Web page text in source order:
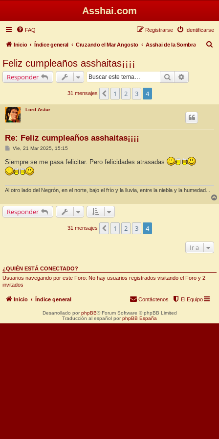
Asshai.com
FAQ Identificarse
Registrarse
Inicio Índice general Cruzando el Mar Angosto Asshai de la Sombra
Feliz cumpleaños asshaitas¡¡¡¡
Responder Buscar
31 mensajes Anterior
1 2 3 4
Lord Astur
Re: Feliz cumpleaños asshaitas¡¡¡¡
M
s
a
j
Vie, 21 Mar 2025, 15:15
Siempre se me pasa felicitar. Pero felicidades atrasadas
Al otro lado del Negrón, en el norte, bajo el frío y la lluvia, entre la niebla y la humedad...
Responder
31 mensajes Anterior
1 2 3 4
Ir a
¿QUIÉN ESTÁ CONECTADO?
Usuarios navegando por este Foro: No hay usuarios registrados visitando el Foro y 2
invitados
Inicio Índice general El Equipo
Contáctenos
Desarrollado por phpBB® Forum Software © phpBB Limited
Traducción al español por phpBB España